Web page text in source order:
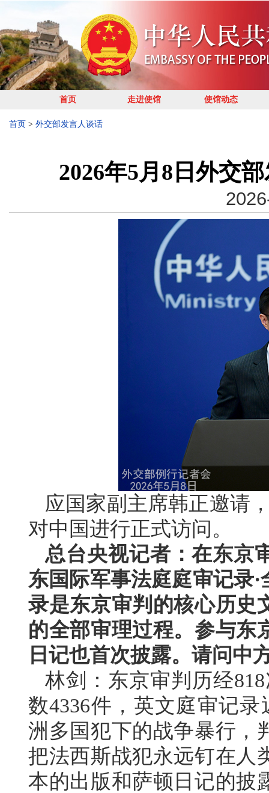
首页 走进使馆 使馆动态
首页 > 外交部发言人谈话
2026年5月8日外交
应国家副主席韩正邀请
对中国进行正式访问。
总台央视记者：在东京
东国际军事法庭庭审记录
录是东京审判的核心历史
的全部审理过程。参与东
日记也首次披露。请问中
林剑：东京审判历经
数4336件，英文庭审记
洲多国犯下的战争暴行，
把法西斯战犯永远钉在人
本的出版和萨顿日记的披